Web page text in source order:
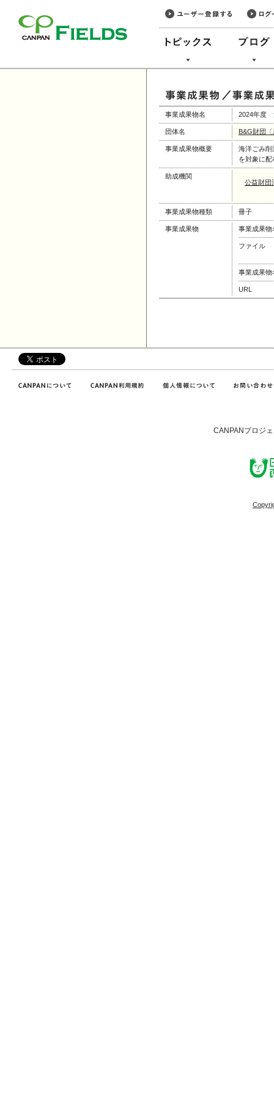
事業成果物名 2024年度
団体名 B&G財団
事業成果物概要
海洋ごみ削
を対象に配
助成機関
公益財団
事業成果物種類 冊子
事業成果物 事業成果物
ファイル
事業成果物
URL
CANPANプロジ